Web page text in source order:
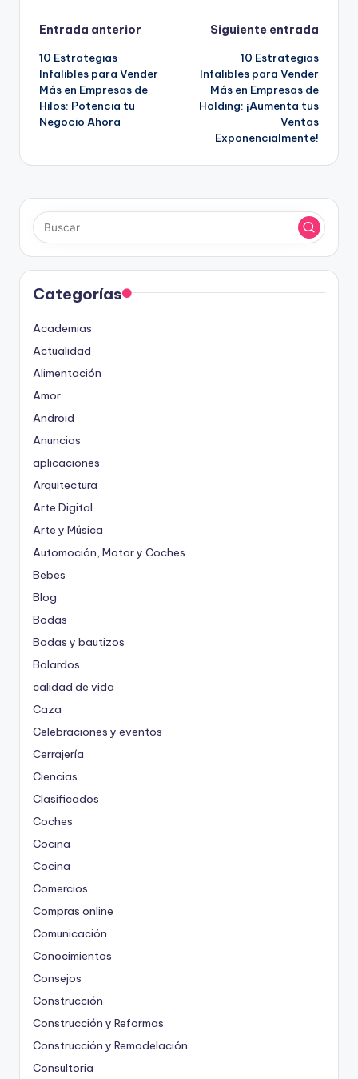
Navegación
de
entradas
Entrada anterior
10 Estrategias
Infalibles para Vender
Más en Empresas de
Hilos: Potencia tu
Negocio Ahora
Siguiente entrada
10 Estrategias
Infalibles para Vender
Más en Empresas de
Holding: ¡Aumenta tus
Ventas
Exponencialmente!
Categorías
Academias
Actualidad
Alimentación
Amor
Android
Anuncios
aplicaciones
Arquitectura
Arte Digital
Arte y Música
Automoción, Motor y Coches
Bebes
Blog
Bodas
Bodas y bautizos
Bolardos
calidad de vida
Caza
Celebraciones y eventos
Cerrajería
Ciencias
Clasificados
Coches
Cocina
Cocina
Comercios
Compras online
Comunicación
Conocimientos
Consejos
Construcción
Construcción y Reformas
Construcción y Remodelación
Consultoria